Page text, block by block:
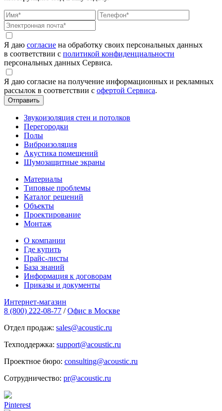
Я даю согласие на обработку своих персональных данных
в соответствии с политикой конфиденциальности
персональных данных Сервиса.
Я даю согласие на получение информационных и рекламных
рассылок в соответствии с офертой Сервиса.
Звукоизоляция стен и потолков
Перегородки
Полы
Виброизоляция
Акустика помещений
Шумозащитные экраны
Материалы
Типовые проблемы
Каталог решений
Объекты
Проектирование
Монтаж
О компании
Где купить
Прайс-листы
База знаний
Информация к договорам
Приказы и документы
Интернет-магазин
8 (800) 222-08-77 / Офис в Москве
Отдел продаж: sales@acoustic.ru
Техподдержка: support@acoustic.ru
Проектное бюро: consulting@acoustic.ru
Сотрудничество: pr@acoustic.ru
Pinterest